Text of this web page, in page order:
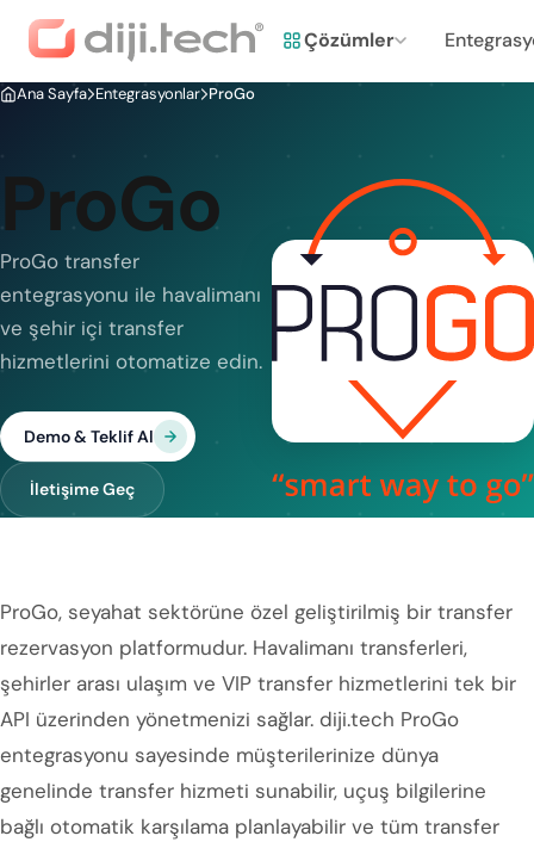
Çözümler
Ana Sayfa Entegrasyonlar ProGo
ProGo
ProGo transfer
entegrasyonu ile havalimanı
ve şehir içi transfer
hizmetlerini otomatize edin.
Demo & Teklif Al
İletişime Geç
ProGo, seyahat sektörüne özel geliştirilmiş bir transfer
rezervasyon platformudur. Havalimanı transferleri,
şehirler arası ulaşım ve VIP transfer hizmetlerini tek bir
API üzerinden yönetmenizi sağlar. diji.tech ProGo
entegrasyonu sayesinde müşterilerinize dünya
genelinde transfer hizmeti sunabilir, uçuş bilgilerine
bağlı otomatik karşılama planlayabilir ve tüm transfer